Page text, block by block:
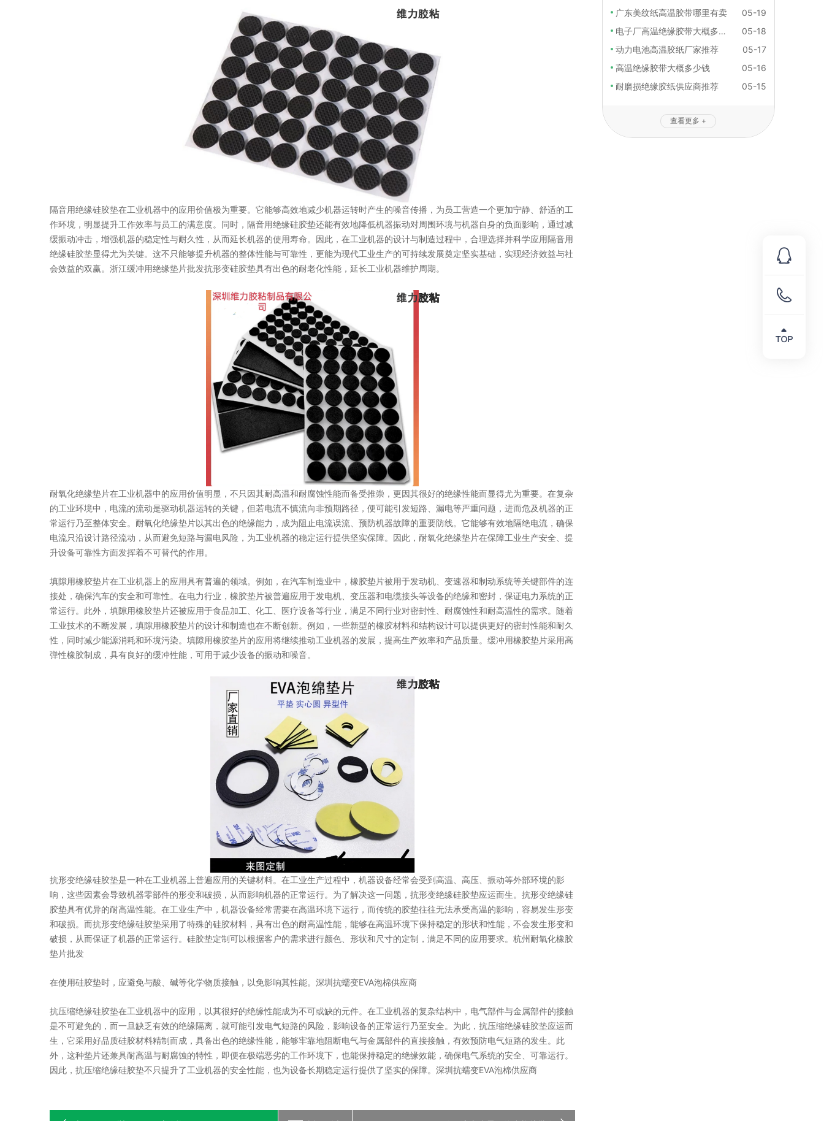
隔音用绝缘硅胶垫在工业机器中的应用价值极为重要。它能够高效地减少机器运转时产生的噪音传播，为员工营造一个更加宁静、舒适的工
作环境，明显提升工作效率与员工的满意度。同时，隔音用绝缘硅胶垫还能有效地降低机器振动对周围环境与机器自身的负面影响，通过减
缓振动冲击，增强机器的稳定性与耐久性，从而延长机器的使用寿命。因此，在工业机器的设计与制造过程中，合理选择并科学应用隔音用
绝缘硅胶垫显得尤为关键。这不只能够提升机器的整体性能与可靠性，更能为现代工业生产的可持续发展奠定坚实基础，实现经济效益与社
会效益的双赢。浙江缓冲用绝缘垫片批发抗形变硅胶垫具有出色的耐老化性能，延长工业机器维护周期。
耐氧化绝缘垫片在工业机器中的应用价值明显，不只因其耐高温和耐腐蚀性能而备受推崇，更因其很好的绝缘性能而显得尤为重要。在复杂
的工业环境中，电流的流动是驱动机器运转的关键，但若电流不慎流向非预期路径，便可能引发短路、漏电等严重问题，进而危及机器的正
常运行乃至整体安全。耐氧化绝缘垫片以其出色的绝缘能力，成为阻止电流误流、预防机器故障的重要防线。它能够有效地隔绝电流，确保
电流只沿设计路径流动，从而避免短路与漏电风险，为工业机器的稳定运行提供坚实保障。因此，耐氧化绝缘垫片在保障工业生产安全、提
升设备可靠性方面发挥着不可替代的作用。
填隙用橡胶垫片在工业机器上的应用具有普遍的领域。例如，在汽车制造业中，橡胶垫片被用于发动机、变速器和制动系统等关键部件的连
接处，确保汽车的安全和可靠性。在电力行业，橡胶垫片被普遍应用于发电机、变压器和电缆接头等设备的绝缘和密封，保证电力系统的正
常运行。此外，填隙用橡胶垫片还被应用于食品加工、化工、医疗设备等行业，满足不同行业对密封性、耐腐蚀性和耐高温性的需求。随着
工业技术的不断发展，填隙用橡胶垫片的设计和制造也在不断创新。例如，一些新型的橡胶材料和结构设计可以提供更好的密封性能和耐久
性，同时减少能源消耗和环境污染。填隙用橡胶垫片的应用将继续推动工业机器的发展，提高生产效率和产品质量。缓冲用橡胶垫片采用高
弹性橡胶制成，具有良好的缓冲性能，可用于减少设备的振动和噪音。
抗形变绝缘硅胶垫是一种在工业机器上普遍应用的关键材料。在工业生产过程中，机器设备经常会受到高温、高压、振动等外部环境的影
响，这些因素会导致机器零部件的形变和破损，从而影响机器的正常运行。为了解决这一问题，抗形变绝缘硅胶垫应运而生。抗形变绝缘硅
胶垫具有优异的耐高温性能。在工业生产中，机器设备经常需要在高温环境下运行，而传统的胶垫往往无法承受高温的影响，容易发生形变
和破损。而抗形变绝缘硅胶垫采用了特殊的硅胶材料，具有出色的耐高温性能，能够在高温环境下保持稳定的形状和性能，不会发生形变和
破损，从而保证了机器的正常运行。硅胶垫定制可以根据客户的需求进行颜色、形状和尺寸的定制，满足不同的应用要求。杭州耐氧化橡胶
垫片批发
在使用硅胶垫时，应避免与酸、碱等化学物质接触，以免影响其性能。深圳抗蠕变EVA泡棉供应商
抗压缩绝缘硅胶垫在工业机器中的应用，以其很好的绝缘性能成为不可或缺的元件。在工业机器的复杂结构中，电气部件与金属部件的接触
是不可避免的，而一旦缺乏有效的绝缘隔离，就可能引发电气短路的风险，影响设备的正常运行乃至安全。为此，抗压缩绝缘硅胶垫应运而
生，它采用好品质硅胶材料精制而成，具备出色的绝缘性能，能够牢靠地阻断电气与金属部件的直接接触，有效预防电气短路的发生。此
外，这种垫片还兼具耐高温与耐腐蚀的特性，即便在极端恶劣的工作环境下，也能保持稳定的绝缘效能，确保电气系统的安全、可靠运行。
因此，抗压缩绝缘硅胶垫不只提升了工业机器的安全性能，也为设备长期稳定运行提供了坚实的保障。深圳抗蠕变EVA泡棉供应商
广东美纹纸高温胶带哪里有卖
05-19
电子厂高温绝缘胶带大概多少钱
05-18
动力电池高温胶纸厂家推荐
05-17
高温绝缘胶带大概多少钱
05-16
耐磨损绝缘胶纸供应商推荐
05-15
查看更多 +